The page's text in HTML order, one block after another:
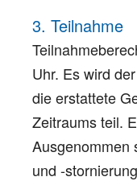
3. Teilnahme
Uhr. Es wird
die erstattete
Zeitraums teil.
Ausgenommen
und -